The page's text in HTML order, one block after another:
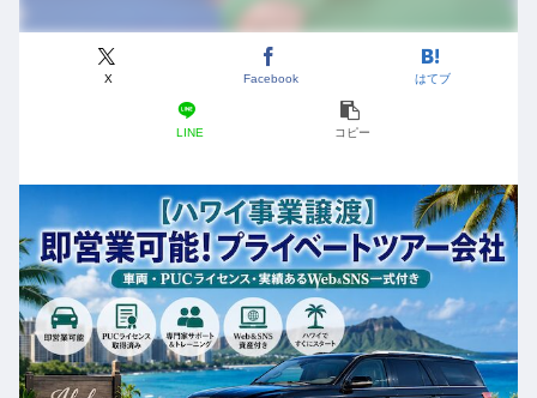
X Facebook はてブ
LINE コピー